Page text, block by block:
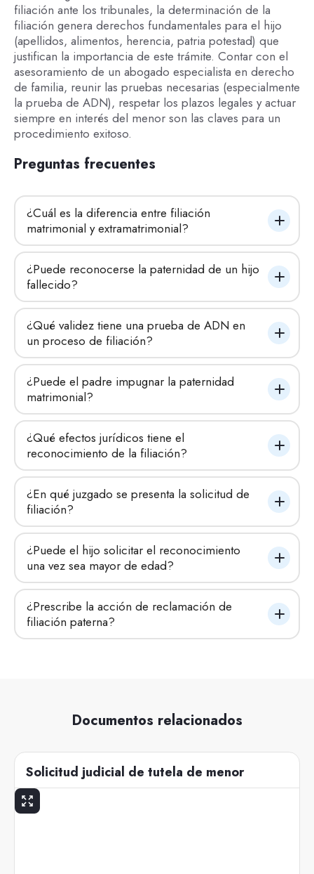
filiación ante los tribunales, la determinación de la
filiación genera derechos fundamentales para el hijo
(apellidos, alimentos, herencia, patria potestad) que
justifican la importancia de este trámite. Contar con el
asesoramiento de un abogado especialista en derecho
de familia, reunir las pruebas necesarias (especialmente
la prueba de ADN), respetar los plazos legales y actuar
siempre en interés del menor son las claves para un
procedimiento exitoso.
Preguntas frecuentes
¿Cuál es la diferencia entre filiación
matrimonial y extramatrimonial?
¿Puede reconocerse la paternidad de un hijo
fallecido?
¿Qué validez tiene una prueba de ADN en
un proceso de filiación?
¿Puede el padre impugnar la paternidad
matrimonial?
¿Qué efectos jurídicos tiene el
reconocimiento de la filiación?
¿En qué juzgado se presenta la solicitud de
filiación?
¿Puede el hijo solicitar el reconocimiento
una vez sea mayor de edad?
¿Prescribe la acción de reclamación de
filiación paterna?
Documentos relacionados
Solicitud judicial de tutela de menor